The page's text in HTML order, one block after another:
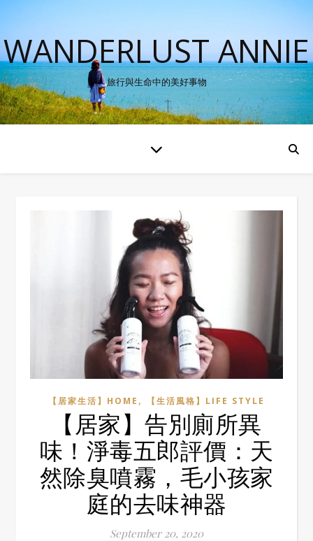
WANDERLUST ANNIE
旅行與生命中的美好事物
【居家生活】HOME , 【生活風格】LIFE STYLE
【居家】告別廁所異
味！淨毒五郎評價：天
然除臭噴霧，毛小孩家
庭的去味神器
September 20, 2020